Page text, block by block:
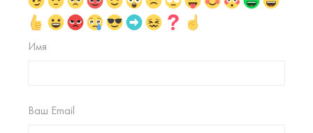
Имя
Ваш Email